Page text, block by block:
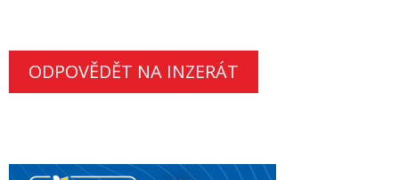
ODPOVĚDĚT NA INZERÁT